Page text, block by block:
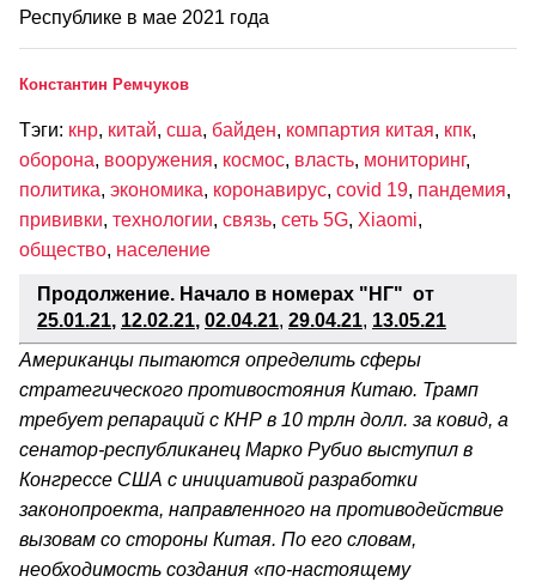
Республике в мае 2021 года
Константин Ремчуков
Тэги: кнр, китай, сша, байден, компартия китая, кпк,
оборона, вооружения, космос, власть, мониторинг,
политика, экономика, коронавирус, covid 19, пандемия,
прививки, технологии, связь, сеть 5G, Xiaomi,
общество, население
Продолжение. Начало в номерах "НГ" от
25.01.21, 12.02.21, 02.04.21, 29.04.21, 13.05.21
Американцы пытаются определить сферы
стратегического противостояния Китаю. Трамп
требует репараций с КНР в 10 трлн долл. за ковид, а
сенатор-республиканец Марко Рубио выступил в
Конгрессе США с инициативой разработки
законопроекта, направленного на противодействие
вызовам со стороны Китая. По его словам,
необходимость создания «по-настоящему